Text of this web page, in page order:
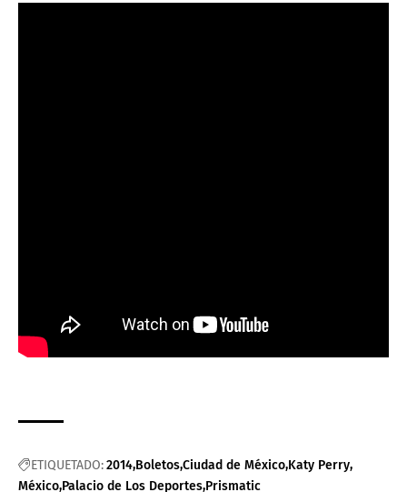
ETIQUETADO:2014 BoletosCiudad de México Katy Perry
México Palacio de Los Deportes Prismatic